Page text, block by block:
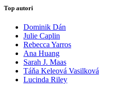
Top autori
Dominik Dán
Julie Caplin
Rebecca Yarros
Ana Huang
Sarah J. Maas
Táňa Keleová Vasilková
Lucinda Riley